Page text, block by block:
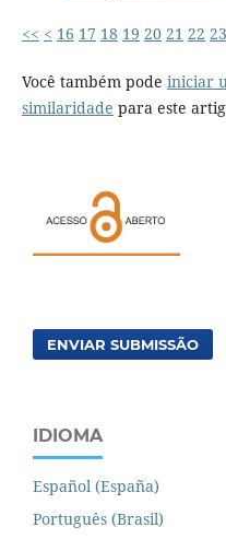
<< < 16 17 18 19 20 21 22 23
Você também pode iniciar
similaridade para este
ENVIAR SUBMISSÃO
IDIOMA
Español (España)
Português (Brasil)